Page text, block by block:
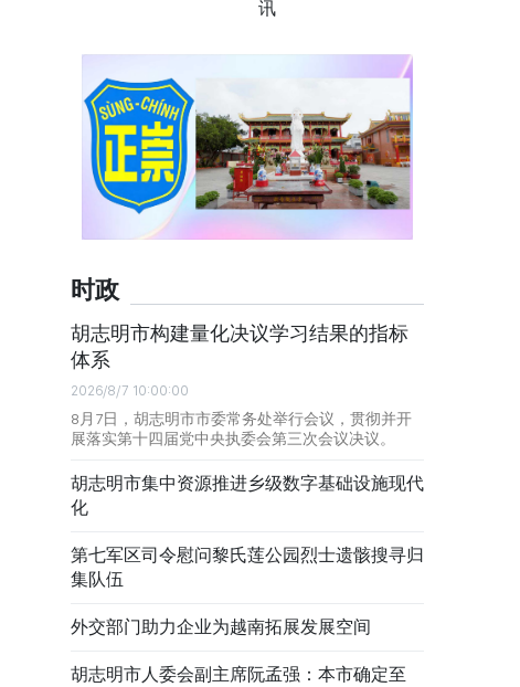
讯
时政
胡志明市构建量化决议学习结果的指标
体系
2026/8/7 10:00:00
8月7日，胡志明市市委常务处举行会议，贯彻并开
展落实第十四届党中央执委会第三次会议决议。
胡志明市集中资源推进乡级数字基础设施现代
化
第七军区司令慰问黎氏莲公园烈士遗骸搜寻归
集队伍
外交部门助力企业为越南拓展发展空间
胡志明市人委会副主席阮孟强：本市确定至